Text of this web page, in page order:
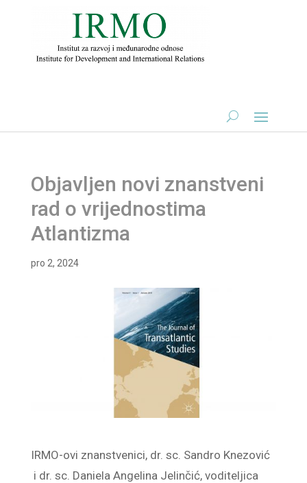
Objavljen novi znanstveni
rad o vrijednostima
Atlantizma
pro 2, 2024
IRMO-ovi znanstvenici, dr. sc. Sandro Knezović
i dr. sc. Daniela Angelina Jelinčić, voditeljica